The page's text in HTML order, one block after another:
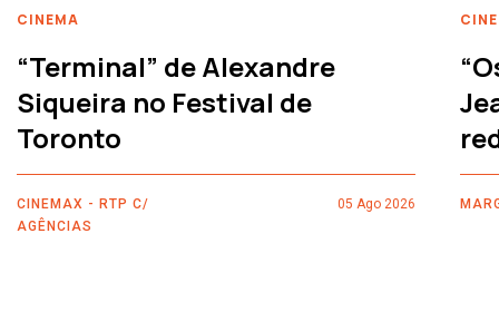
CINEMA
“Terminal” de Alexandre
Siqueira no Festival de
Toronto
CINEMAX - RTP C/
AGÊNCIAS
05 Ago 2026